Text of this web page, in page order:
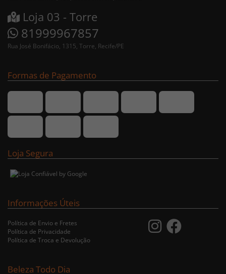
Loja 03 - Torre
81999967857
Rua José Bonifácio, 1315, Torre, Recife/PE
Formas de Pagamento
Loja Segura
Informações Úteis
Política de Envio e Fretes
Política de Privacidade
Política de Troca e Devolução
Beleza Todo Dia